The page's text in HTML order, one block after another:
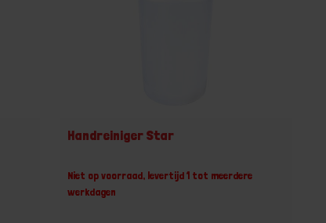
Handreiniger Star
Niet op voorraad, levertijd 1 tot meerdere
werkdagen